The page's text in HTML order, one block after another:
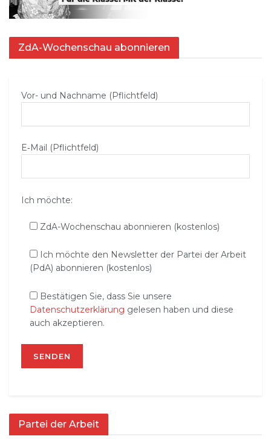
ZdA-Wochenschau abonnieren
Vor- und Nachname (Pflichtfeld)
E‑Mail (Pflichtfeld)
Ich möchte:
ZdA-Wochenschau abonnieren (kostenlos)
Ich möchte den Newsletter der Partei der Arbeit
(PdA) abonnieren (kostenlos)
Bestätigen Sie, dass Sie unsere
Datenschutzerklärung gelesen haben und diese
auch akzeptieren.
Partei der Arbeit